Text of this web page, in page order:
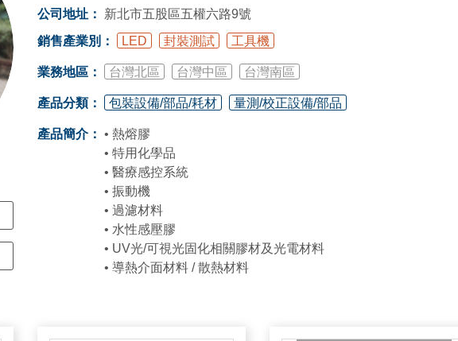
公司地址：
新北市五股區五權六路9號
銷售產業別：
LED 封裝測試 工具機
業務地區： 台灣北區 台灣中區 台灣南區
產品分類： 包裝設備/部品/耗材 量測/校正設備/部品
產品簡介： • 熱熔膠
• 特用化學品
• 醫療感控系統
• 振動機
• 過濾材料
• 水性感壓膠
• UV光/可視光固化相關膠材及光電材料
• 導熱介面材料 / 散熱材料